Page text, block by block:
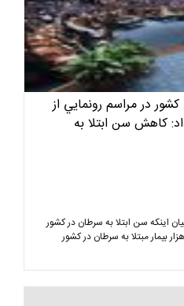
در مراسم رونمايي از
کاهش سن ابتلا به
اینکه سن ابتلا به سرطان در کشور
روبه کاهش است، گفت: هر سال ۹۰ هزار بیمار مبتلا به سرطان در کشور